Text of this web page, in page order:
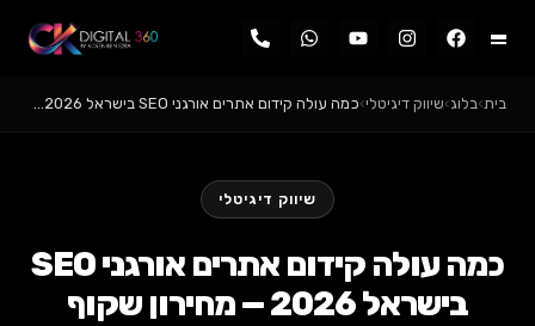
דיגיטלי›כמה עולה קידום אתרים אורגני SEO בישראל 2026…
כמה עולה קידום אתרים אורגני SEO
בישראל 2026 — מחירון שקוף